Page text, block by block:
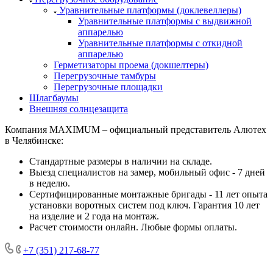
Уравнительные платформы (доклевеллеры)
Уравнительные платформы с выдвижной
аппарелью
Уравнительные платформы с откидной
аппарелью
Герметизаторы проема (докшелтеры)
Перегрузочные тамбуры
Перегрузочные площадки
Шлагбаумы
Внешняя солнцезащита
Компания MAXIMUM – официальный представитель Алютех
в Челябинске:
Стандартные размеры в наличии на складе.
Выезд специалистов на замер, мобильный офис - 7 дней
в неделю.
Сертифицированные монтажные бригады - 11 лет опыта
установки воротных систем под ключ. Гарантия 10 лет
на изделие и 2 года на монтаж.
Расчет стоимости онлайн. Любые формы оплаты.
+7 (351) 217-68-77